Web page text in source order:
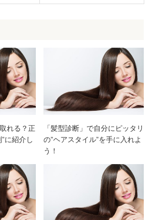
れる？正
に紹介し
「髪型診断」で自分にピッタリ
の”ヘアスタイル”を手に入れよ
う！